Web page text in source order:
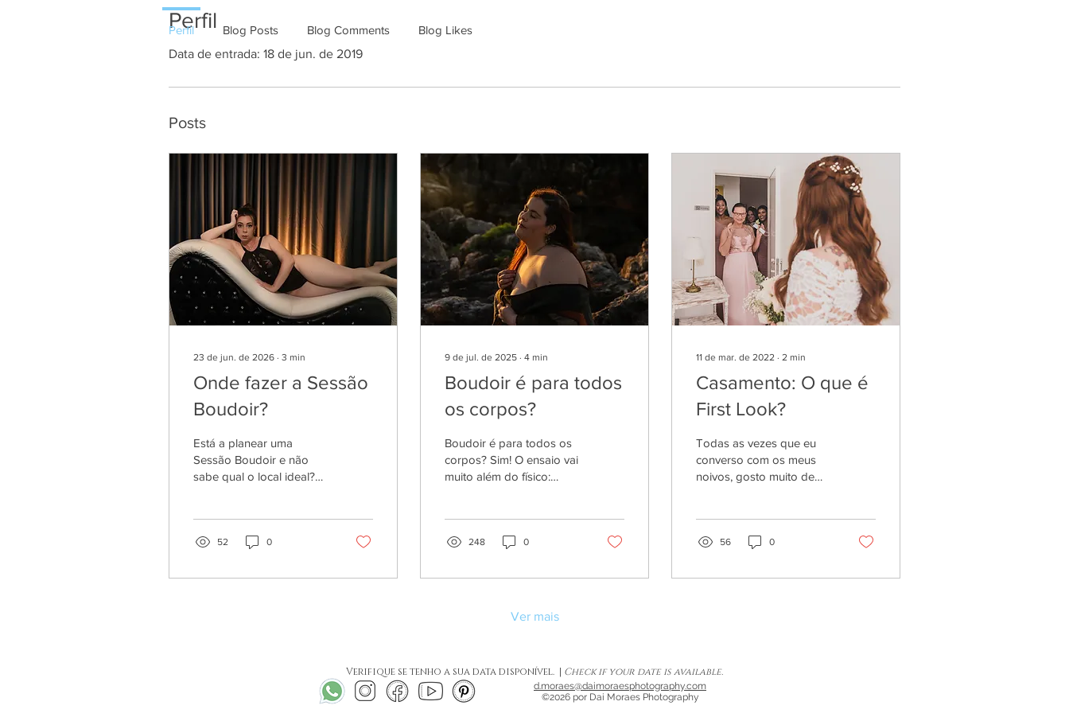
Perfil
Data de entrada: 18 de jun. de 2019
Posts
23 de jun. de 2026 ∙ 3 min
Onde fazer a Sessão
Boudoir?
Está a planear uma
Sessão Boudoir e não
sabe qual o local ideal?
Airbnb, hotel, em casa, no
Trafaria. Descubra as
52 0
9 de jul. de 2025 ∙ 4 min
Boudoir é para todos
os corpos?
Boudoir é para todos os
corpos? Sim! O ensaio vai
muito além do físico:
mulher. Não existe corpo
sentir sensual e confiante.
deseja se ver com outros
248 0
11 de mar. de 2022 ∙ 2 min
Casamento: O que é
First Look?
Todas as vezes que eu
converso com os meus
noivos, gosto muito de
pormenores do...
56 0
Ver mais
Perfil Blog Posts Blog Comments Blog Likes
Verifique se tenho a sua data disponível. | Check if your date is available.
d.moraes@daimoraesphotography.com
©2026 por Dai Moraes Photography